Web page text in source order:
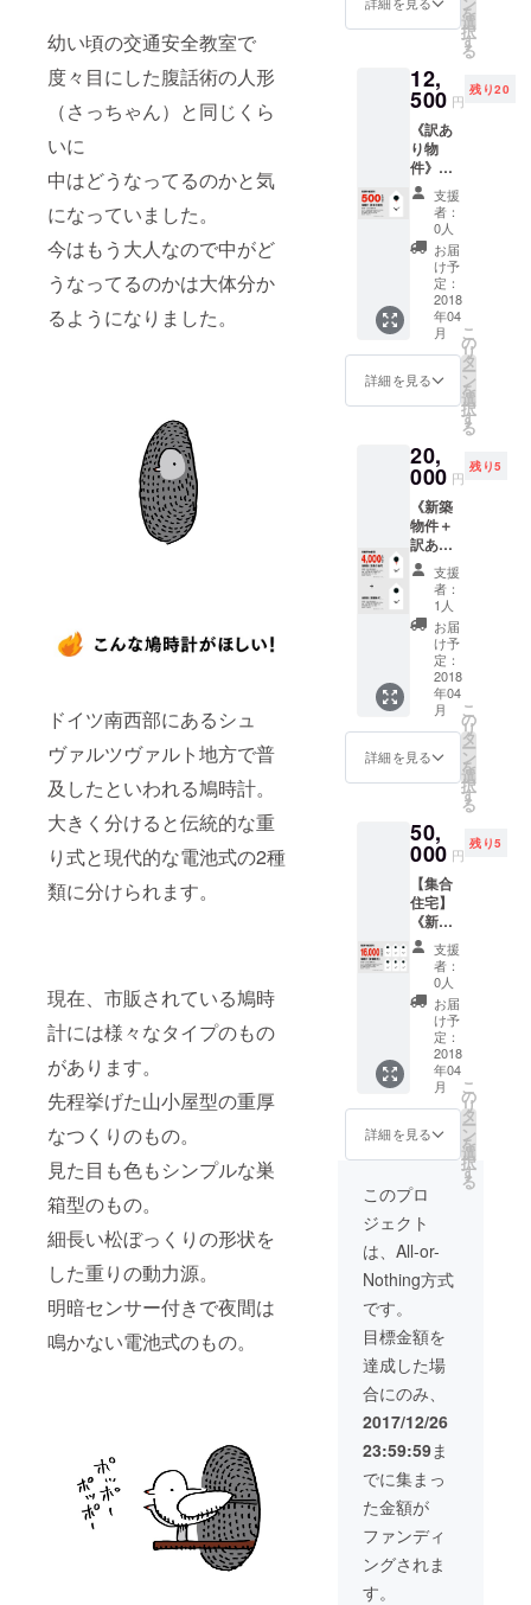
幼い頃の交通安全教室で
度々目にした腹話術の人形
（さっちゃん）と同じくら
いに
中はどうなってるのかと気
になっていました。
今はもう大人なので中がど
うなってるのかは大体分か
るようになりました。
ドイツ南西部にあるシュ
ヴァルツヴァルト地方で普
及したといわれる鳩時計。
大きく分けると伝統的な重
り式と現代的な電池式の2種
類に分けられます。
現在、市販されている鳩時
計には様々なタイプのもの
があります。
先程挙げた山小屋型の重厚
なつくりのもの。
見た目も色もシンプルな巣
箱型のもの。
細長い松ぼっくりの形状を
した重りの動力源。
明暗センサー付きで夜間は
鳴かない電池式のもの。
円
りま
す。）
重量：
600g程
度予定
（電池
を含
む） 単
3乾電池
LR6(1.5
V)1個
物件：
税込み
11,000
らせて
頂きま
す）。
原産
国：日
本 佐賀
県有田
町 サイ
ズ：約
幅
85mm×
奥行き
80mm×
高さ
150mm
（焼き
物の特
じるこ
とがあ
りま
す。）
重量：
600g程
度予定
（電池
を含
む） 単
3乾電池
LR6(1.5
V)1個
り物
込み
13,000
価格
13,000
ころ
1,000円
offの
12,000
円にて
ご提供
させて
頂きま
す！ 商
品のお
届けは
2019年
4月中を
予定し
ており
ます
（お送
らせて
頂きま
す）。
原産
国：日
本 佐賀
県有田
町 サイ
ズ：約
幅
85mm×
奥行き
80mm×
高さ
150mm
（焼き
物の特
じるこ
とがあ
りま
す。）
重量：
600g程
度予定
（電池
を含
む） 単
3乾電池
LR6(1.5
V)1個
り物
込み
13,000
を
選
択
す
る
12,
500 円
残り20
《訳あ
り物
件》早
期予約
割引
【500円
off】送
料・消
費税込
CAMPF
IRE限定
で、販
売予定
価格
13,000
ころ500
円offの
12,500
円にて
ご提供
させて
頂きま
す！ 商
品のお
届けは
2019年
4月中を
予定し
ており
ます
（お送
り先は
頂きま
す）。
原産
国：日
本 佐賀
県有田
町 サイ
ズ：約
85mm×
奥行き
80mm×
高さ
150mm
（焼き
物の特
性とし
じるこ
りま
す。）
重量：
600g程
（電池
を含
む） 単
3乾電池
LR6(1.5
V)1個
り物
件：税
込み
13,000
円
支援
者：
0人
お届
け予
定：
2018
年04
月
詳細を見る
こ
の
リ
タ
ー
ン
を
選
択
す
る
20,
000 円
残り5
《新築
物件＋
訳あり
物件》
早期予
約割引
【4,000
円off】
送料・
消費税
込み
CAMPF
IRE限定
で、販
売予定
価格
円（新
築）＋
13,000
（訳あ
り）＝
24,000
円のと
ころ
4,000円
offの
20,000
円にて
ご提供
させて
頂きま
す！ 商
品のお
4月中を
予定し
ており
ます
（お送
り先は
らせて
頂きま
す）。
原産
国：日
本 佐賀
県有田
町 サイ
ズ：約
幅
85mm×
奥行き
80mm×
支援
者：
1人
お届
け予
定：
2018
年04
月
詳細を見る
こ
の
リ
タ
ー
ン
を
選
択
す
る
50,
000 円
残り5
【集合
住宅】
《新築
物件×6
棟》 早
期予約
割引
【16,00
off】送
料・消
費税込
み
CAMPF
IRE限定
で、販
売予定
価格
11,000
円（新
築）×6
＝
ころ
16,000
円offの
50,000
円にて
ご提供
させて
頂きま
す！お
得で
す！！
商品の
お届け
支援
者：
0人
お届
け予
定：
2018
年04
月
詳細を見る
こ
の
リ
タ
ー
ン
を
選
択
す
る
このプロ
ジェクト
は、All-or-
Nothing方式
です。
目標金額を
達成した場
合にのみ、
2017/12/26
23:59:59ま
でに集まっ
た金額が
ファンディ
ングされま
す。